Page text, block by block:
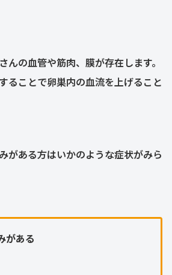
んの血管や筋肉、膜が存在します。
ることで卵巣内の血流を上げること
がある方はいかのような症状がみら
がある